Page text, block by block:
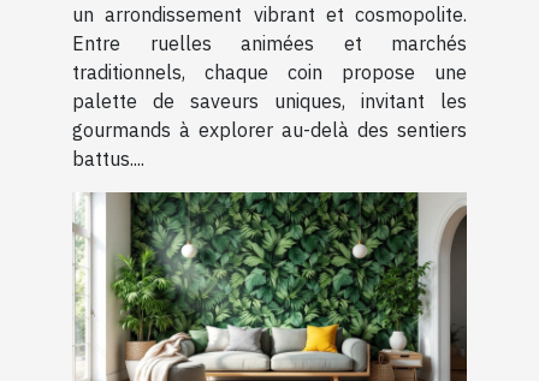
un arrondissement vibrant et cosmopolite.
Entre ruelles animées et marchés
traditionnels, chaque coin propose une
palette de saveurs uniques, invitant les
gourmands à explorer au-delà des sentiers
battus....